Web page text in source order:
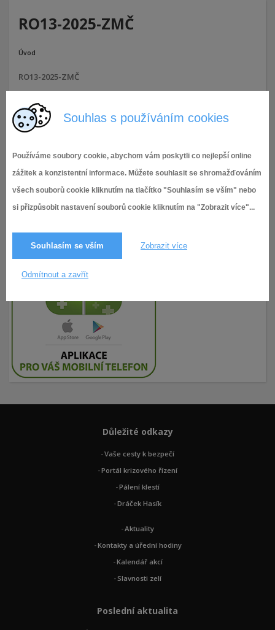
Souhlas s používáním cookies
Používáme soubory cookie, abychom vám poskytli co nejlepší online
zážitek a konzistentní informace. Můžete souhlasit se shromažďováním
všech souborů cookie kliknutím na tlačítko "Souhlasím se vším" nebo
si přizpůsobit nastavení souborů cookie kliknutím na "Zobrazit více"...
Souhlasím se vším Zobrazit více
Odmítnout a zavřít
RO13-2025-ZMČ
Úvod
RO13-2025-ZMČ
29.12.2025
Důležité odkazy
Vaše cesty k bezpečí
Portál krizového řízení
Pálení klestí
Dráček Hasík
Aktuality
Kontakty a úřední hodiny
Kalendář akcí
Slavnosti zelí
Poslední aktualita